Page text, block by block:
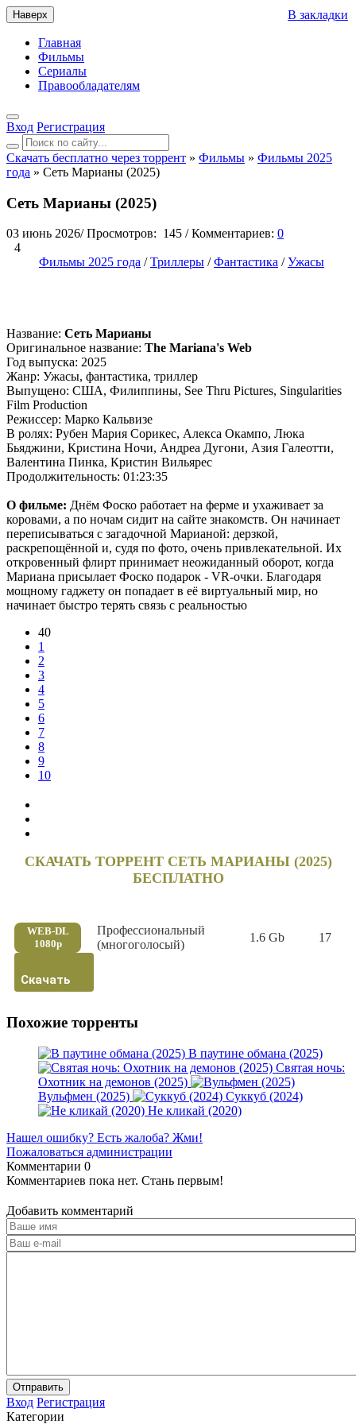
Наверх
Главная
Фильмы
Сериалы
Правообладателям
Вход Регистрация
Скачать бесплатно через торрент » Фильмы » Фильмы 2025
года » Сеть Марианы (2025)
Сеть Марианы (2025)
В закладки
03 июнь 2026/ Просмотров: 145 / Комментариев: 0
4
Фильмы 2025 года /Триллеры /Фантастика /Ужасы
Название: Сеть Марианы
Оригинальное название: The Mariana's Web
Год выпуска: 2025
Жанр: Ужасы, фантастика, триллер
Выпущено: США, Филиппины, See Thru Pictures, Singularities
Film Production
Режиссер: Марко Кальвизе
В ролях: Рубен Мария Сорикес, Алекса Окампо, Люка
Бьяджини, Кристина Ночи, Андреа Дугони, Азия Галеотти,
Валентина Пинка, Кристин Вильярес
Продолжительность: 01:23:35
О фильме: Днём Фоско работает на ферме и ухаживает за
коровами, а по ночам сидит на сайте знакомств. Он начинает
переписываться с загадочной Марианой: дерзкой,
раскрепощённой и, судя по фото, очень привлекательной. Их
откровенный флирт принимает неожиданный оборот, когда
Мариана присылает Фоско подарок - VR-очки. Благодаря
мощному гаджету он попадает в её виртуальный мир, но
начинает быстро терять связь с реальностью
40
1
2
3
4
5
6
7
8
9
10
СКАЧАТЬ ТОРРЕНТ СЕТЬ МАРИАНЫ (2025)
БЕСПЛАТНО
WEB-DL
1080p
Профессиональный
(многоголосый)
1.6 Gb 17
Скачать
Похожие торренты
В паутине обмана (2025)
Святая ночь:
Охотник на демонов (2025)
Вульфмен (2025)
Суккуб (2024)
Не кликай (2020)
Нашел ошибку? Есть жалоба? Жми!
Пожаловаться администрации
Комментарии 0
Комментариев пока нет. Стань первым!
Добавить комментарий
Отправить
Вход Регистрация
Категории